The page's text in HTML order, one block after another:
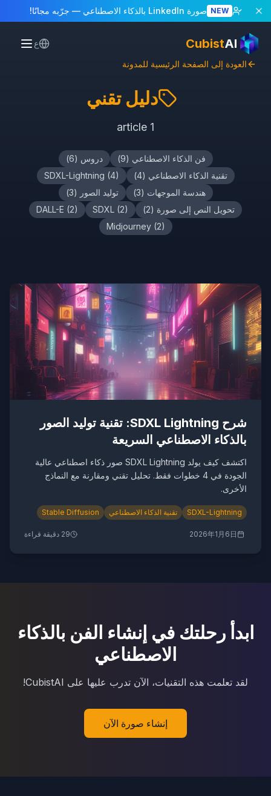
NEW صورة LinkedIn بالذكاء الاصطناعي — جرّبه مجانًا!
CubistAI
ع
العودة إلى الصفحة الرئيسية للمدونة
دليل تقني
1
article
فن الذكاء الاصطناعي (
9
) دروس (
6
)
تقنية الذكاء الاصطناعي (
4
)
SDXL-Lightning (4)
هندسة الموجهات (
3
) توليد الصور (
3
)
تحويل النص إلى صورة (
2
)
SDXL (2)
DALL-E (2)
Midjourney(2)
شرح SDXL Lightning: تقنية توليد الصور
بالذكاء الاصطناعي السريعة
اكتشف كيف يولد SDXL Lightning صور ذكاء اصطناعي عالية
الجودة في 4 خطوات فقط. تحليل تقني ومقارنة مع النماذج
الأخرى.
SDXL-Lightning تقنية الذكاء الاصطناعي Stable Diffusion
2026年1月6日
29 دقيقة قراءة
ابدأ رحلتك في إنشاء الفن بالذكاء
الاصطناعي
لقد تعلمت هذه التقنيات، الآن تدرب عليها على CubistAI!
إنشاء صورة الآن